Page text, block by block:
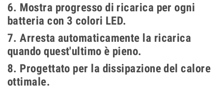
6. Mostra progresso di ricarica per ogni
batteria con 3 colori LED.
7. Arresta automaticamente la ricarica
quando quest'ultimo è pieno.
8. Progettato per la dissipazione del calore
ottimale.